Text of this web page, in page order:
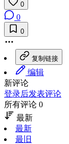
0
0
0
复制链接
编辑
新评论
登录后发表评论
所有评论 0
最新
最新
最旧